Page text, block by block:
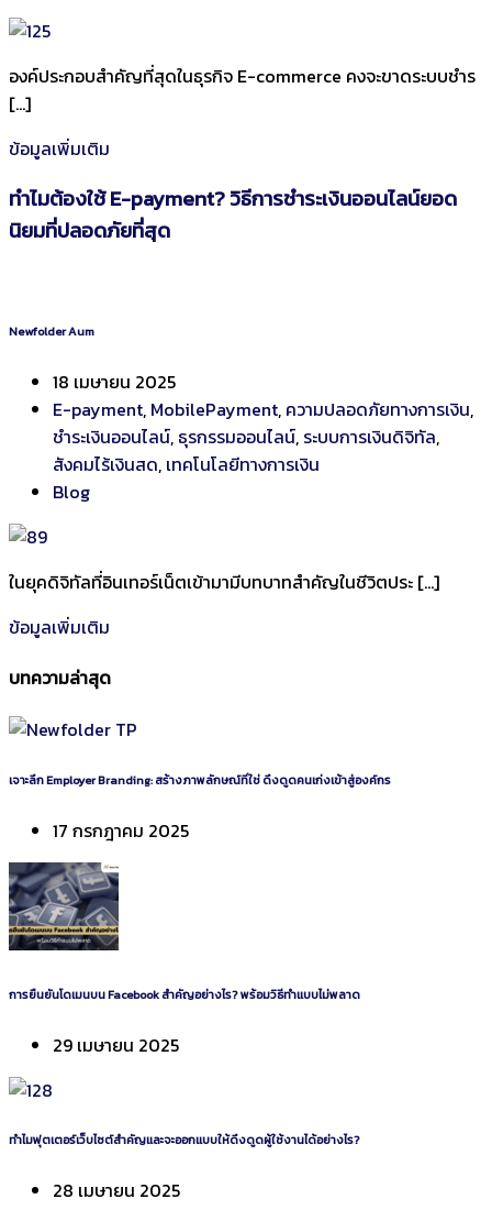
องค์ประกอบสำคัญที่สุดในธุรกิจ E-commerce คงจะขาดระบบชำร
[…]
ข้อมูลเพิ่มเติม
ทำไมต้องใช้ E-payment? วิธีการชำระเงินออนไลน์ยอด
นิยมที่ปลอดภัยที่สุด
Newfolder Aum
18 เมษายน 2025
E-payment, MobilePayment, ความปลอดภัยทางการเงิน,
ชำระเงินออนไลน์, ธุรกรรมออนไลน์, ระบบการเงินดิจิทัล,
สังคมไร้เงินสด, เทคโนโลยีทางการเงิน
Blog
ในยุคดิจิทัลที่อินเทอร์เน็ตเข้ามามีบทบาทสำคัญในชีวิตประ […]
ข้อมูลเพิ่มเติม
บทความล่าสุด
เจาะลึก Employer Branding: สร้างภาพลักษณ์ที่ใช่ ดึงดูดคนเก่งเข้าสู่องค์กร
17 กรกฎาคม 2025
การยืนยันโดเมนบน Facebook สำคัญอย่างไร? พร้อมวิธีทำแบบไม่พลาด
29 เมษายน 2025
ทำไมฟุตเตอร์เว็บไซต์สำคัญและจะออกแบบให้ดึงดูดผู้ใช้งานได้อย่างไร?
28 เมษายน 2025